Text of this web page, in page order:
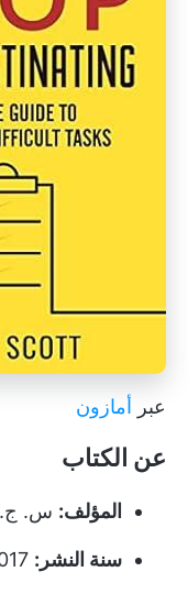
عبر أمازون
عن الكتاب
المؤلف: س.
سنة النشر: